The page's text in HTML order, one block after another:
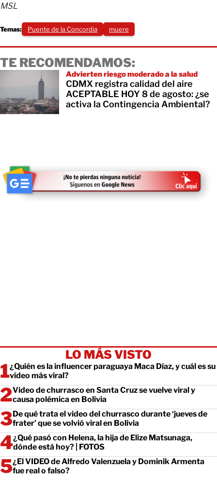
MSL
Temas: Puente de la Concordia muere
TE RECOMENDAMOS:
Advierten riesgo moderado a la salud
CDMX registra calidad del aire
ACEPTABLE HOY 8 de agosto: ¿se
activa la Contingencia Ambiental?
LO MÁS VISTO
¿Quién es la influencer paraguaya Maca Díaz, y cuál es su
video más viral?
Video de churrasco en Santa Cruz se vuelve viral y
causa polémica en Bolivia
De qué trata el video del churrasco durante ‘jueves de
frater’ que se volvió viral en Bolivia
¿Qué pasó con Helena, la hija de Elize Matsunaga,
dónde está hoy? | FOTOS
¿El VIDEO de Alfredo Valenzuela y Dominik Armenta
fue real o falso?